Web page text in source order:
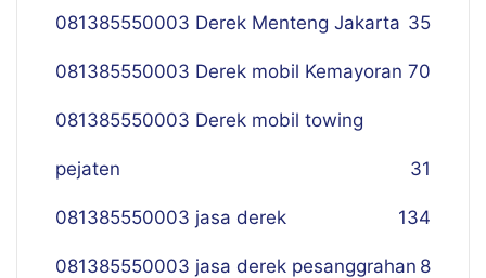
081385550003 Derek Menteng Jakarta 35
081385550003 Derek mobil Kemayoran 70
081385550003 Derek mobil towing
pejaten 31
081385550003 jasa derek 134
081385550003 jasa derek pesanggrahan 8